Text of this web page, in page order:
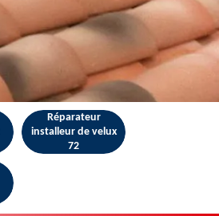
Réparateur
installeur de velux
72